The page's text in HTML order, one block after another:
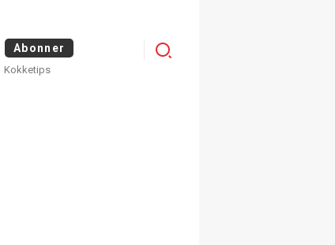
Abonner
Kokketips
Menu